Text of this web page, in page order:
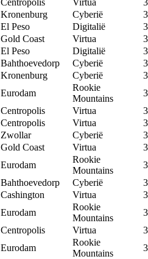
Kronenburg Cyberië
El Peso Digitalië
Gold Coast Virtua
El Peso Digitalië
Bahthoevedorp Cyberië
Kronenburg Cyberië
Eurodam
Rookie
Mountains
Centropolis Virtua
Centropolis Virtua
Zwollar Cyberië
Gold Coast Virtua
Eurodam
Rookie
Mountains
Bahthoevedorp Cyberië
Cashington Virtua
Eurodam
Rookie
Mountains
Centropolis Virtua
Eurodam
Rookie
Mountains